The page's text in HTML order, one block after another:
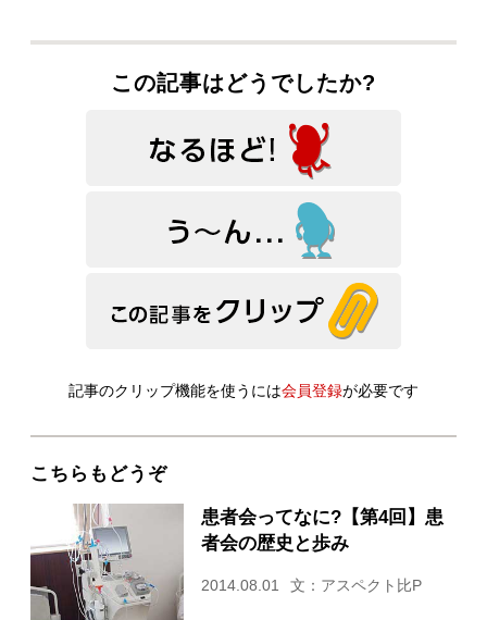
この記事はどうでしたか?
記事のクリップ機能を使うには会員登録が必要です
こちらもどうぞ
患者会ってなに?【第4回】患
者会の歴史と歩み
2014.08.01 文：アスペクト比P